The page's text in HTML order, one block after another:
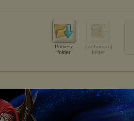
Pobierz
folder
Zachomikuj
folder